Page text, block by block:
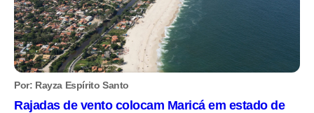
Por: Rayza Espírito Santo
Rajadas de vento colocam Maricá em estado de